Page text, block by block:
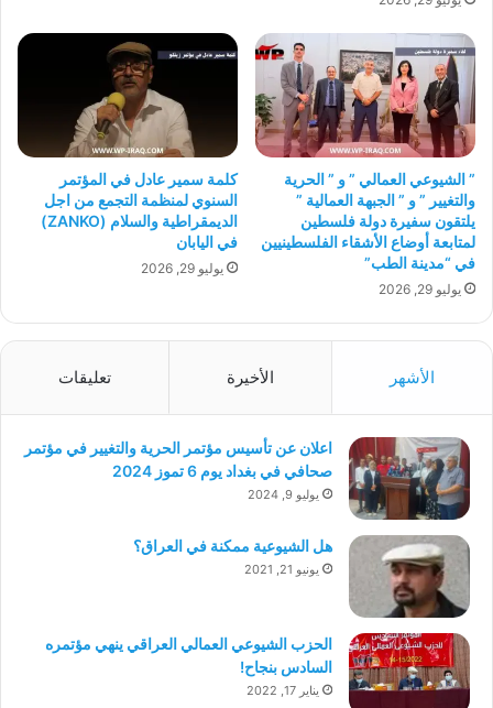
” الشيوعي العمالي ” و ” الحرية
والتغيير ” و ” الجبهة العمالية ”
يلتقون سفيرة دولة فلسطين
لمتابعة أوضاع الأشقاء الفلسطينيين
في “مدينة الطب”
يوليو 29, 2026
كلمة سمير عادل في المؤتمر
السنوي لمنظمة التجمع من اجل
الديمقراطية والسلام (ZANKO)
في اليابان
يوليو 29, 2026
الأشهر الأخيرة تعليقات
اعلان عن تأسيس مؤتمر الحرية والتغيير في مؤتمر
صحافي في بغداد يوم 6 تموز 2024
يوليو 9, 2024
هل الشيوعية ممكنة في العراق؟
يونيو 21, 2021
الحزب الشيوعي العمالي العراقي ينهي مؤتمره
السادس بنجاح!
يناير 17, 2022